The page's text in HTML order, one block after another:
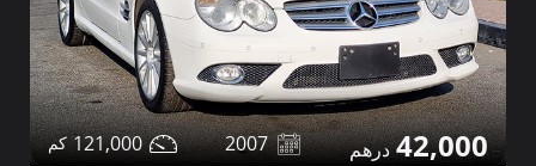
42,000
2007
121,000